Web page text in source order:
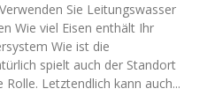
Sie Leitungswasser
Wie viel Eisen enthält Ihr
Wie ist die
spielt auch der Standort
Letztendlich kann auch...